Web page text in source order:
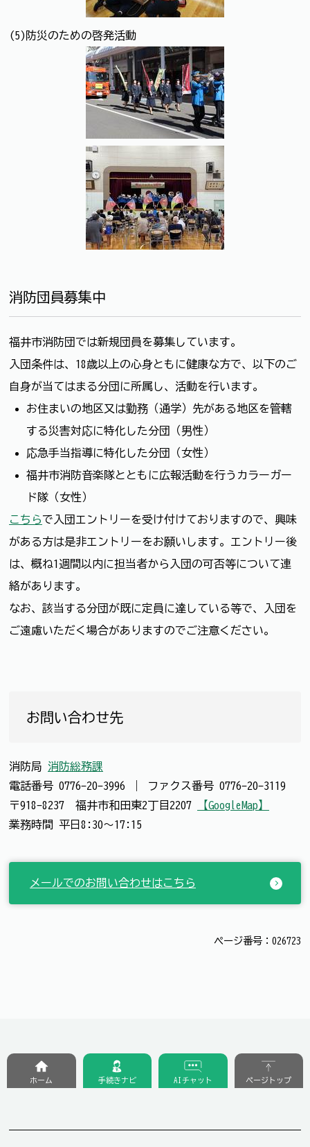
(5)防災のための啓発活動
消防団員募集中
福井市消防団では新規団員を募集しています。
入団条件は、18歳以上の心身ともに健康な方で、以下のご
自身が当てはまる分団に所属し、活動を行います。
お住まいの地区又は勤務（通学）先がある地区を管轄
する災害対応に特化した分団（男性）
応急手当指導に特化した分団（女性）
福井市消防音楽隊とともに広報活動を行うカラーガー
ド隊（女性）
こちらで入団エントリーを受け付けておりますので、興味
がある方は是非エントリーをお願いします。エントリー後
は、概ね1週間以内に担当者から入団の可否等について連
絡があります。
なお、該当する分団が既に定員に達している等で、入団を
ご遠慮いただく場合がありますのでご注意ください。
お問い合わせ先
消防局 消防総務課
電話番号 0776-20-3996 ファクス番号 0776-20-3119
〒918-8237 福井市和田東2丁目2207
【GoogleMap】
業務時間 平日8:30～17:15
メールでのお問い合わせはこちら
ページ番号：026723
ホーム 手続きナビ AIチャット ページトップ